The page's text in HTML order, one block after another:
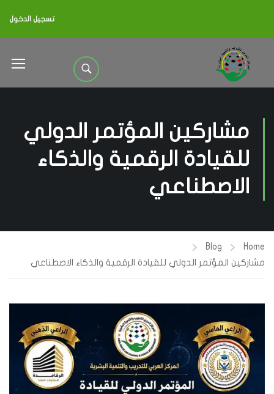
تسجيل الدخول
مشاركين المؤتمر الدولي
للقيادة الرقمية والذكاء
الاصطناعي
Home
Blog
مشاركين المؤتمر الدولي للقيادة الرقمية والذكاء الاصطناعي